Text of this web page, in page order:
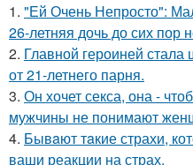
1. "Ей Очень Непросто":
26-летняя дочь до сих пор
2. Главной героиней
от 21-летнего парня.
3. Он хочет секса, она -
мужчины не понимают
4. Бывaют тaкие страхи,
ваши реакции на страх.